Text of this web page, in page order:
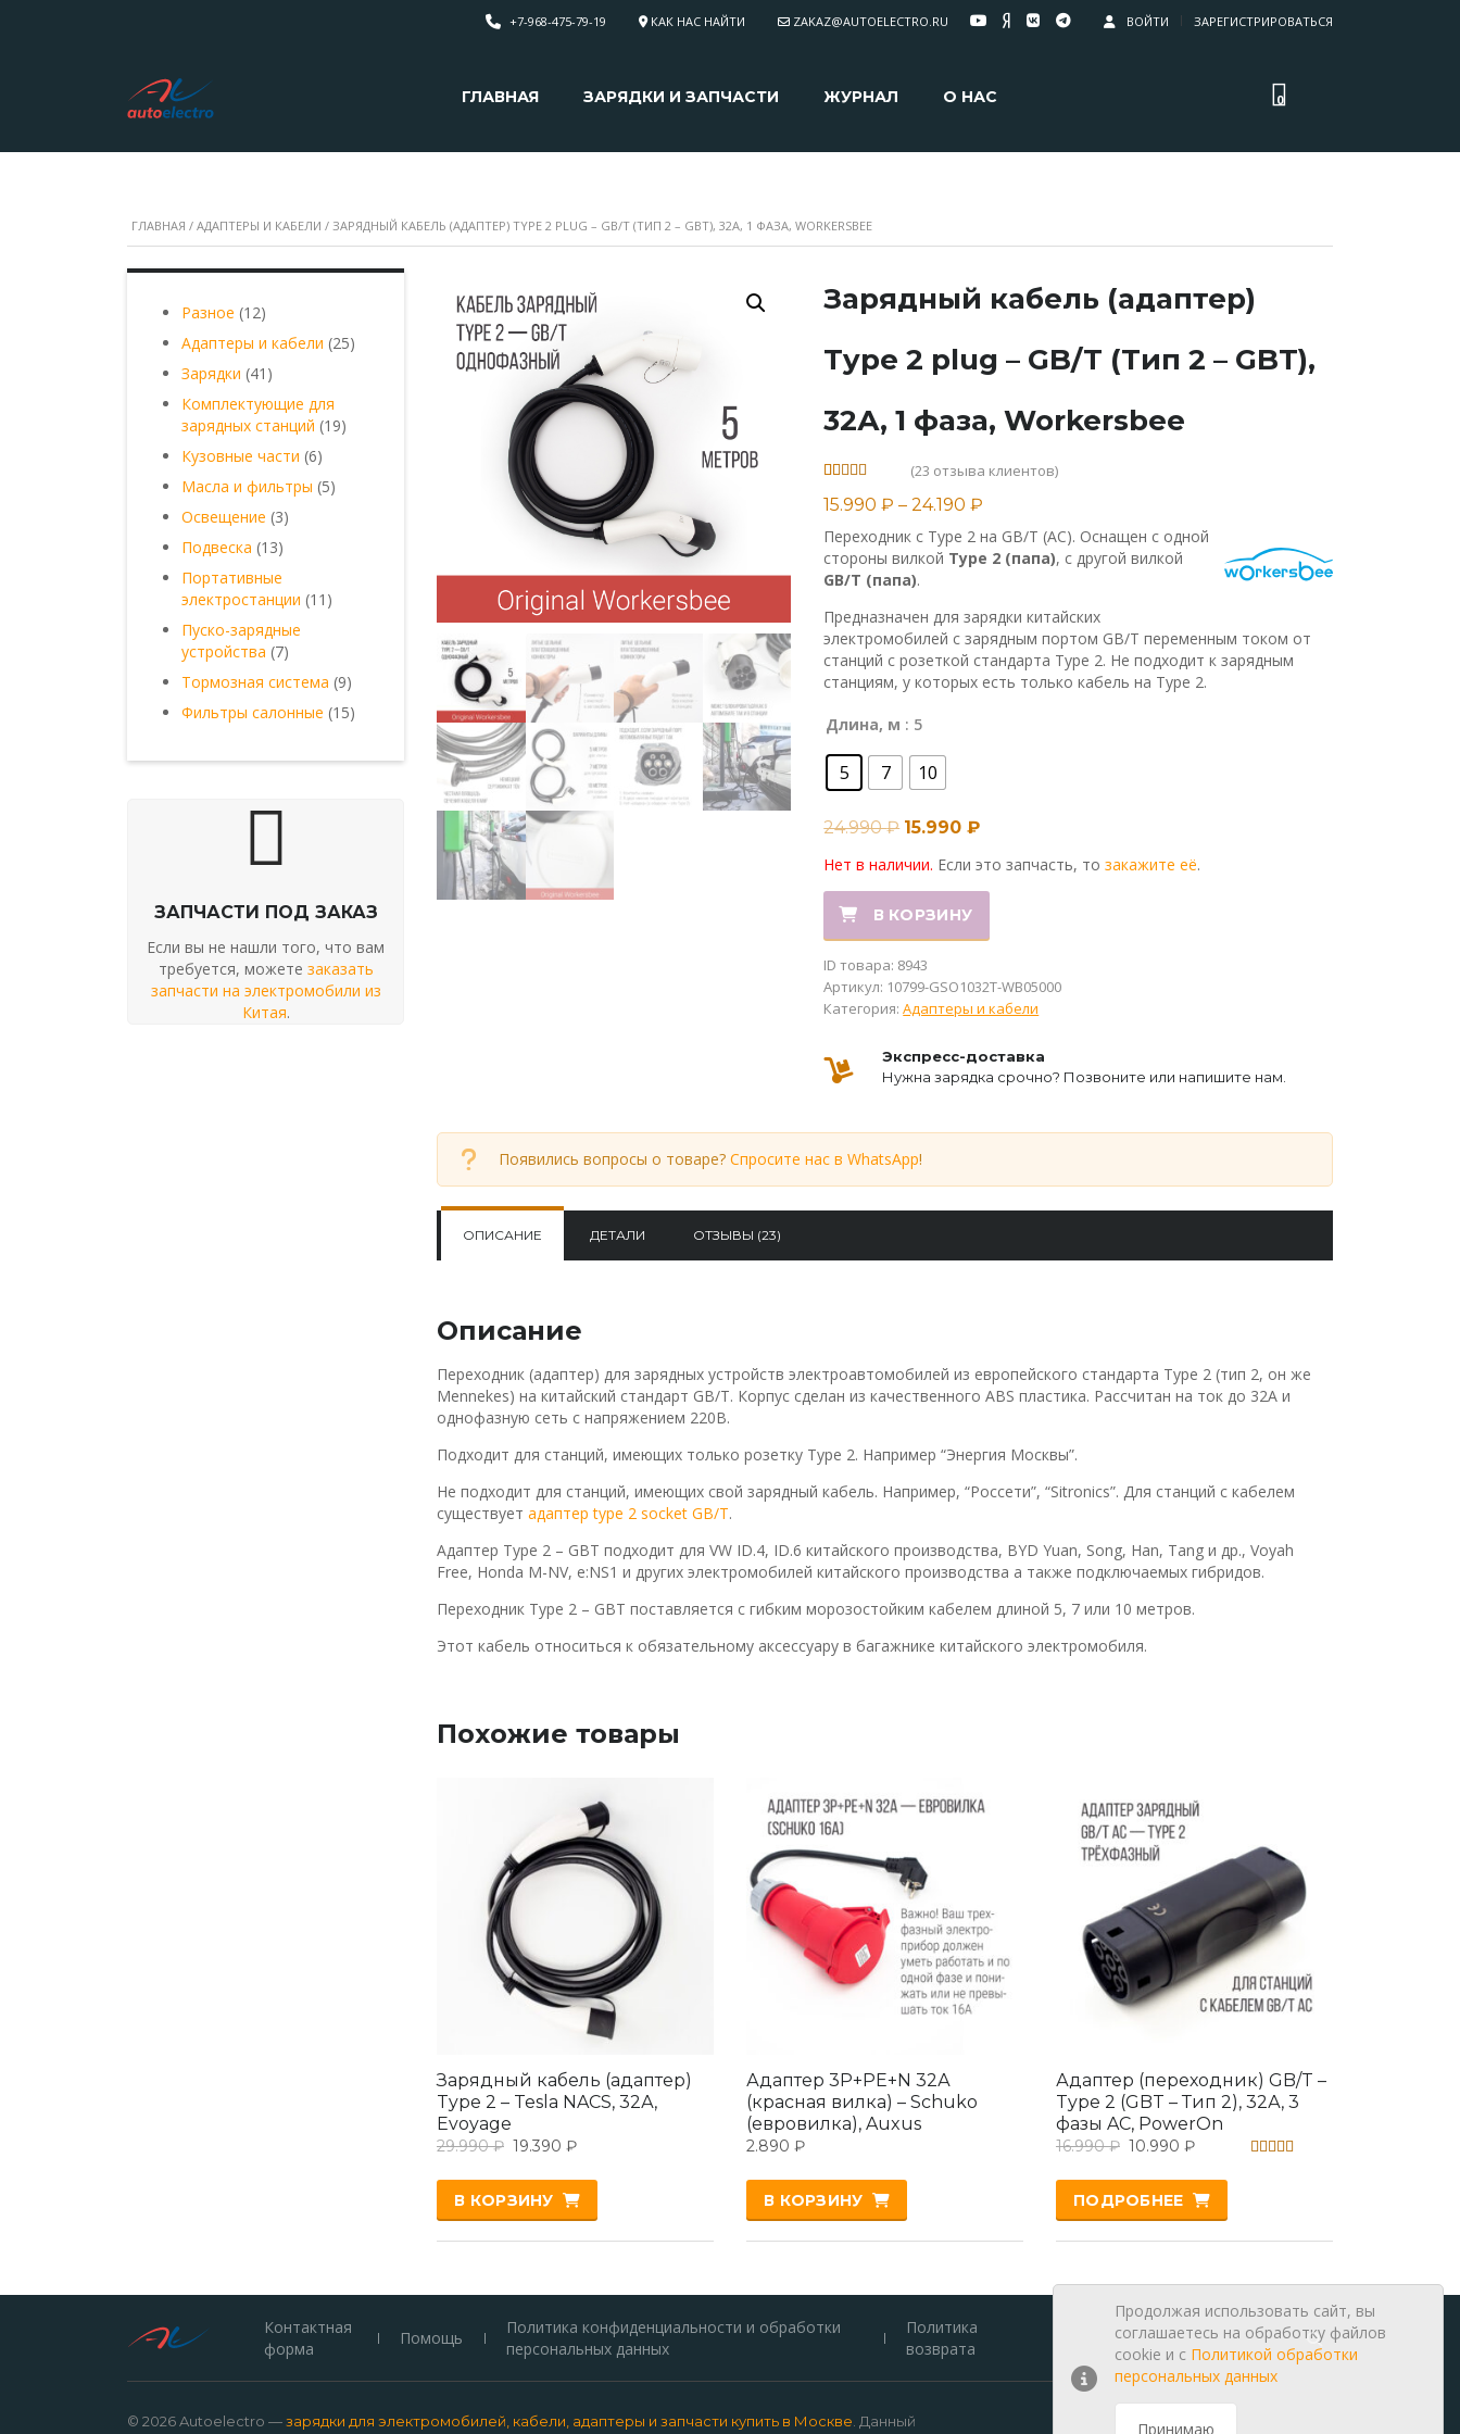
ВОЙТИ ЗАРЕГИСТРИРОВАТЬСЯ
ZAKAZ@AUTOELECTRO.RU
КАК НАС НАЙТИ
+7-968-475-79-19
0
ГЛАВНАЯ ЗАРЯДКИ И ЗАПЧАСТИ ЖУРНАЛ О НАС
ГЛАВНАЯ / АДАПТЕРЫ И КАБЕЛИ / ЗАРЯДНЫЙ КАБЕЛЬ (АДАПТЕР) TYPE 2 PLUG – GB/T (ТИП 2 – GBT), 32А, 1 ФАЗА, WORKERSBEE
Зарядный кабель (адаптер)
Type 2 plug – GB/T (Тип 2 – GBT),
32А, 1 фаза, Workersbee
4.91из 5 на
опроса
пользователей
(23 отзыва клиентов)
15.990₽ –24.190₽
Переходник с Type 2 на GB/T (AC). Оснащен с одной
стороны вилкой Type 2 (папа), с другой вилкой
GB/T (папа).
Предназначен для зарядки китайских
электромобилей с зарядным портом GB/T переменным током от
станций с розеткой стандарта Type 2. Не подходит к зарядным
станциям, у которых есть только кабель на Type 2.
Длина, м : 5
5 7 10
24.990₽ 15.990₽
Нет в наличии. Если это запчасть, тозакажите её.
В КОРЗИНУ
ID товара: 8943
Артикул: 10799-GSO1032T-WB05000
Категория:Адаптеры и кабели
Экспресс-доставка
Нужна зарядка срочно? Позвоните или напишите нам.
Появились вопросы о товаре? Спросите нас в WhatsApp!
ОПИСАНИЕ ДЕТАЛИ ОТЗЫВЫ (23)
Описание
Переходник (адаптер) для зарядных устройств электроавтомобилей из европейского стандарта Type 2 (тип 2, он же
Mennekes) на китайский стандарт GB/T. Корпус сделан из качественного ABS пластика. Рассчитан на ток до 32A и
однофазную сеть с напряжением 220В.
Подходит для станций, имеющих только розетку Type 2. Например “Энергия Москвы”.
Не подходит для станций, имеющих свой зарядный кабель. Например, “Россети”, “Sitronics”. Для станций с кабелем
существуeт адаптер type 2 socket GB/T.
Адаптер Type 2 – GBT подходит для VW ID.4, ID.6 китайского производства, BYD Yuan, Song, Han, Tang и др., Voyah
Free, Honda M-NV, e:NS1 и других электромобилей китайского производства а также подключаемых гибридов.
Переходник Type 2 – GBT поставляется с гибким морозостойким кабелем длиной 5, 7 или 10 метров.
Этот кабель относиться к обязательному аксессуару в багажнике китайского электромобиля.
Похожие товары
Зарядный кабель (адаптер)
Type 2 – Tesla NACS, 32А,
Evoyage
29.990₽ 19.390 ₽
В КОРЗИНУ
Адаптер 3P+PE+N 32А
(красная вилка) – Schuko
(евровилка), Auxus
2.890 ₽
В КОРЗИНУ
Адаптер (переходник) GB/T –
Type 2 (GBT – Тип 2), 32А, 3
фазы AC, PowerOn
16.990₽ 10.990 ₽
ПОДРОБНЕЕ
Разное 1212
товаров
Адаптеры и кабели 2525
Зарядки 41 41
Комплектующие для
зарядных станций 1919
Кузовные части 66
товаров
Масла и фильтры 55
Освещение 33
Подвеска 1313
Портативные
электростанции 11 11
Пуско-зарядные
устройства 77
товаров
Тормозная система 99
товаров
Фильтры салонные 1515
ЗАПЧАСТИ ПОД ЗАКАЗ
Если вы не нашли того, что вам
требуется, можете заказать
запчасти на электромобили из
Китая.
Контактная
форма
Помощь
Политика конфиденциальности и обработки
персональных данных
Политика
возврата
© 2026 Autoelectro —зарядки для электромобилей, кабели, адаптеры и запчасти купить в Москве . Данный
Продолжая использовать сайт, вы
соглашаетесь на обработку файлов
cookie и c Политикой обработки
персональных данных
Принимаю